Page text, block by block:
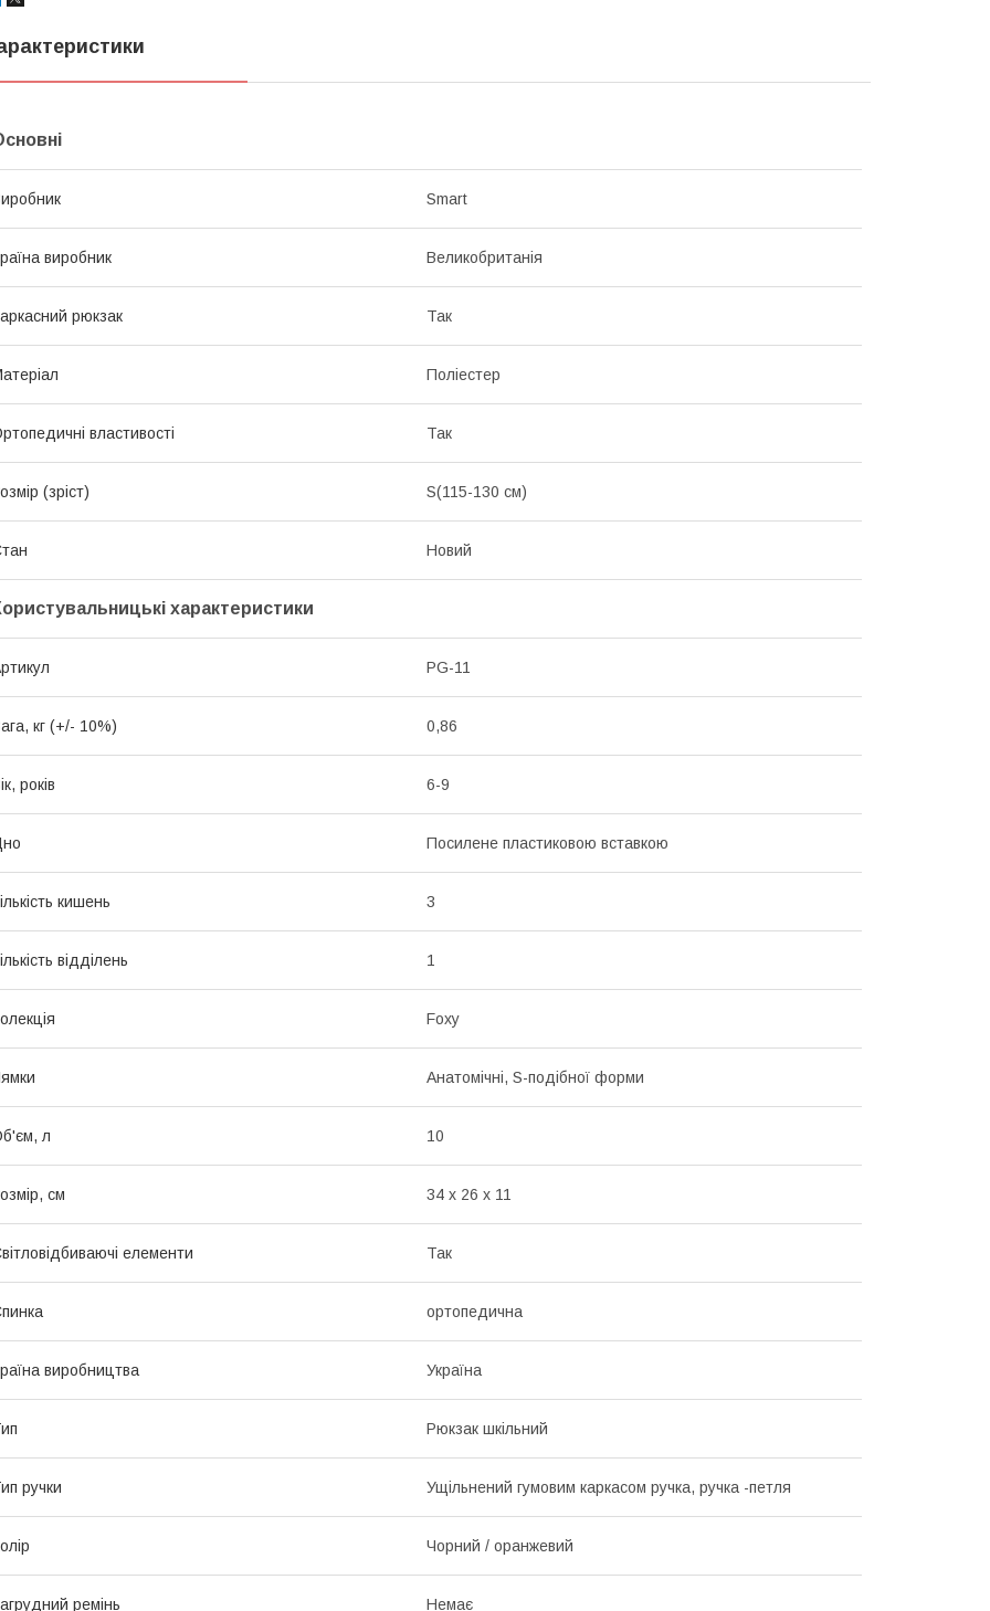
Smart
виробник Великобританія
рюкзак Так
Поліестер
властивості Так
(зріст) S(115-130 см)
Новий
характеристики
PG-11
кг (+/- 10%) 0,86
років 6-9
Посилене пластиковою вставкою
кишень 3
відділень 1
Foxy
Анатомічні, S-подібної форми
л 10
см 34 х 26 х 11
елементи Так
ортопедична
виробництва Україна
Рюкзак шкільний
ручки Ущільнений гумовим каркасом ручка, ручка -петля
Чорний / оранжевий
ремінь Немає